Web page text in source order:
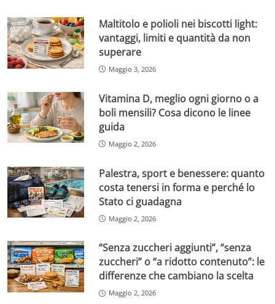
Maltitolo e polioli nei biscotti light:
vantaggi, limiti e quantità da non
superare
Maggio 3, 2026
Vitamina D, meglio ogni giorno o a
boli mensili? Cosa dicono le linee
guida
Maggio 2, 2026
Palestra, sport e benessere: quanto
costa tenersi in forma e perché lo
Stato ci guadagna
Maggio 2, 2026
“Senza zuccheri aggiunti”, “senza
zuccheri” o “a ridotto contenuto”: le
differenze che cambiano la scelta
Maggio 2, 2026